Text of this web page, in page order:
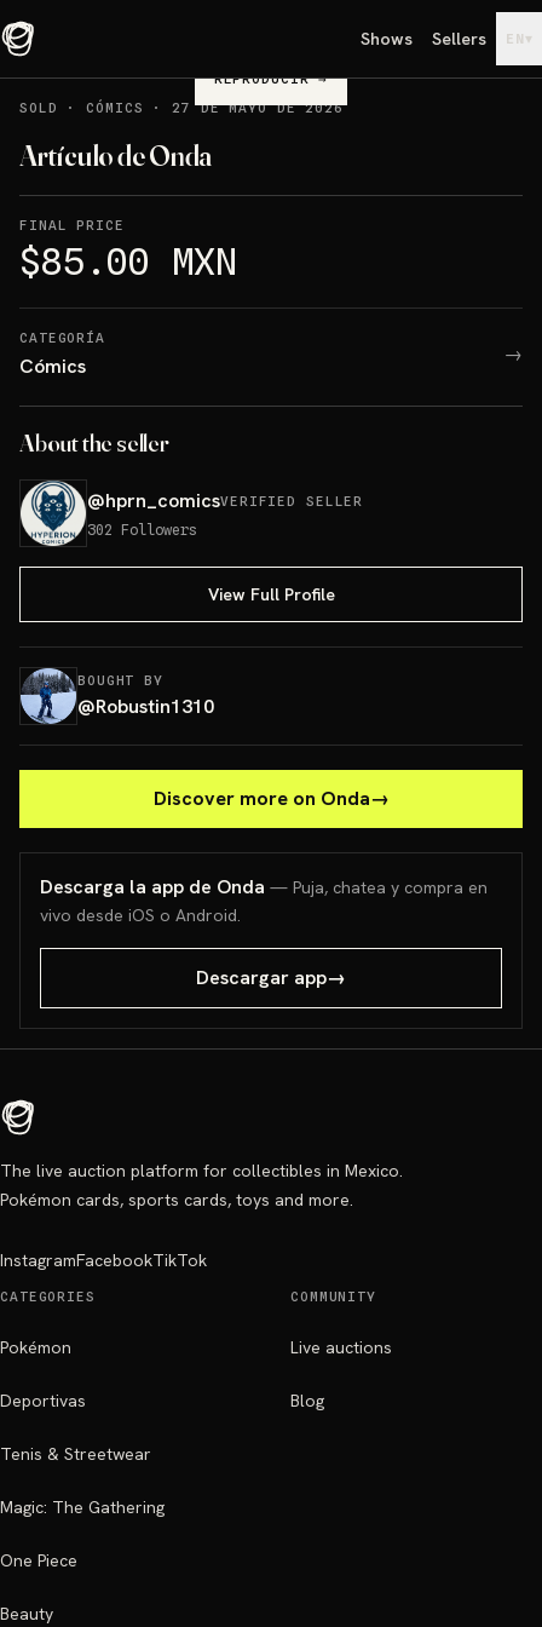
Shows Sellers EN ▾
REPRODUCIR→
SOLD
·CÓMICS ·27 DE MAYO DE 2026
Artículo de Onda
FINAL PRICE
$85.00 MXN
CATEGORÍA
Cómics →
About the seller
@hprn_comicsVERIFIED SELLER
302 Followers
View Full Profile
BOUGHT BY
@Robustin1310
Discover more on Onda→
Descarga la app de Onda — Puja, chatea y compra en
vivo desde iOS o Android.
Descargar app→
The live auction platform for collectibles in Mexico.
Pokémon cards, sports cards, toys and more.
InstagramFacebookTikTok
CATEGORIES
Pokémon
Deportivas
Tenis & Streetwear
Magic: The Gathering
One Piece
Beauty
COMMUNITY
Live auctions
Blog